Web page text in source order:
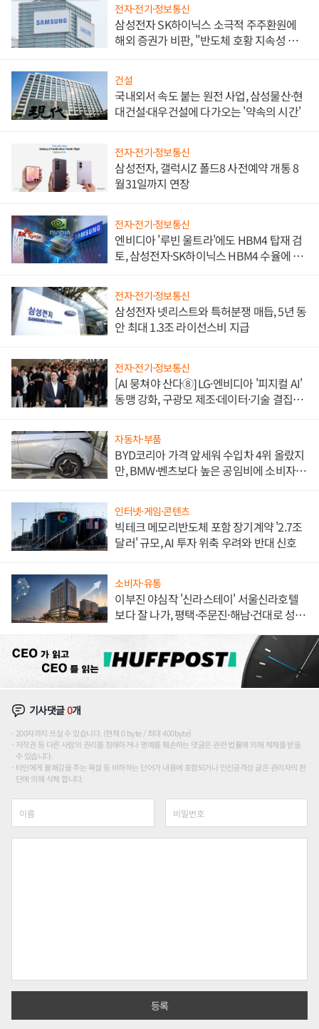
전자·전기·정보통신
삼성전자 SK하이닉스 소극적 주주환원에
해외 증권가 비판, "반도체 호황 지속성 의
건설
국내외서 속도 붙는 원전 사업, 삼성물산·현
대건설·대우건설에 다가오는 '약속의 시간'
전자·전기·정보통신
삼성전자, 갤럭시Z 폴드8 사전예약 개통 8
월31일까지 연장
전자·전기·정보통신
엔비디아 '루빈 울트라'에도 HBM4 탑재 검
토, 삼성전자·SK하이닉스 HBM4 수율에 주
전자·전기·정보통신
삼성전자 넷리스트와 특허분쟁 매듭, 5년 동
안 최대 1.3조 라이선스비 지급
전자·전기·정보통신
[AI 뭉쳐야 산다⑧] LG·엔비디아 '피지컬 AI'
동맹 강화, 구광모 제조·데이터·기술 결집
자동차·부품
BYD코리아 가격 앞세워 수입차 4위 올랐지
만, BMW·벤츠보다 높은 공임비에 소비자
인터넷·게임·콘텐츠
빅테크 메모리반도체 포함 장기계약 '2.7조
달러' 규모, AI 투자 위축 우려와 반대 신호
소비자·유통
이부진 야심작 '신라스테이' 서울신라호텔
보다 잘 나가, 평택·주문진·해남·건대로 성
기사댓글0개
200자까지 쓰실 수 있습니다. (현재 0 byte / 최대 400byte)
저작권 등 다른 사람의 권리를 침해하거나 명예를 훼손하는 댓글은 관련 법률에 의해 제재를 받을
수 있습니다.
타인에게 불쾌감을 주는 욕설 등 비하하는 단어가 내용에 포함되거나 인신공격성 글은 관리자의 판
단에 의해 삭제 합니다.